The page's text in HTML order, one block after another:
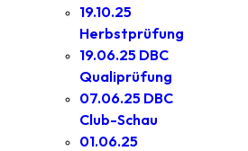
19.10.25
Herbstprüfung
19.06.25 DBC
Qualiprüfung
07.06.25 DBC
Club-Schau
01.06.25